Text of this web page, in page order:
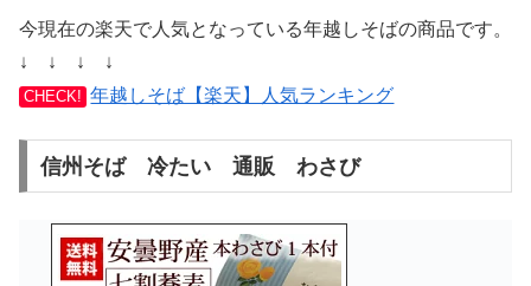
今現在の楽天で人気となっている年越しそばの商品です。
↓ ↓ ↓ ↓
CHECK! 年越しそば【楽天】人気ランキング
信州そば 冷たい 通販 わさび